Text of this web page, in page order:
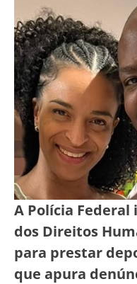
A Polícia
dos Direitos
para prestar
que apura